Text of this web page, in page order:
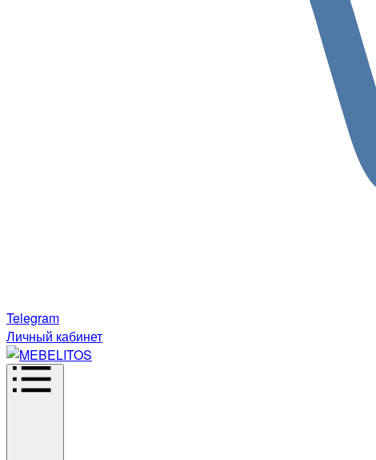
Telegram
Личный кабинет